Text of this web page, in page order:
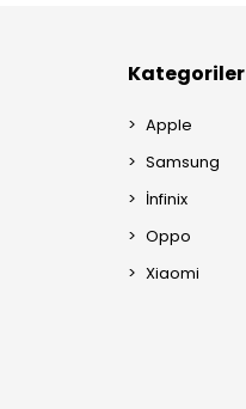
Kategoriler
Apple
Samsung
İnfinix
Oppo
Xiaomi